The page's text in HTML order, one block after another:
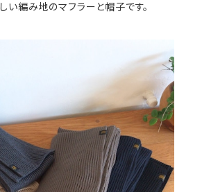
い編み地のマフラーと帽子です。